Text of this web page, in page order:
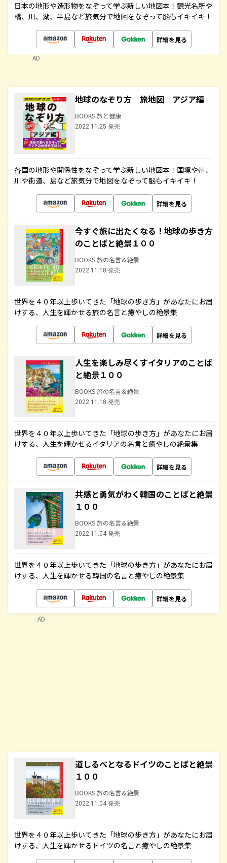
日本の地形や造形物をなぞって学ぶ新しい地図本！観光名所や
橋、川、湖、半島など旅気分で地図をなぞって脳もイキイキ！
詳細を見る
AD
地球のなぞり方 旅地図 アジア編
BOOKS 旅と健康
2022.11.25 発売
各国の地形や関係性をなぞって学ぶ新しい地図本！国境や州、
川や街道、島など旅気分で地図をなぞって脳もイキイキ！
詳細を見る
今すぐ旅に出たくなる！地球の歩き方
のことばと絶景１００
BOOKS 旅の名言＆絶景
2022.11.18 発売
世界を４０年以上歩いてきた「地球の歩き方」があなたにお届
けする、人生を輝かせる旅の名言と癒やしの絶景集
詳細を見る
人生を楽しみ尽くすイタリアのことば
と絶景１００
BOOKS 旅の名言＆絶景
2022.11.18 発売
世界を４０年以上歩いてきた「地球の歩き方」があなたにお届
けする、人生を輝かせるイタリアの名言と癒やしの絶景集
詳細を見る
共感と勇気がわく韓国のことばと絶景
１００
BOOKS 旅の名言＆絶景
2022.11.04 発売
世界を４０年以上歩いてきた「地球の歩き方」があなたにお届
けする、人生を輝かせる韓国の名言と癒やしの絶景集
詳細を見る
道しるべとなるドイツのことばと絶景
１００
BOOKS 旅の名言＆絶景
2022.11.04 発売
世界を４０年以上歩いてきた「地球の歩き方」があなたにお届
けする、人生を輝かせるドイツの名言と癒やしの絶景集
AD